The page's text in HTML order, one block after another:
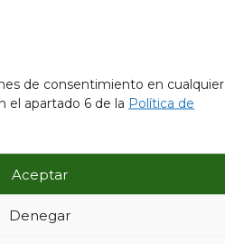
de consentimiento en cualquier
apartado 6 de la Política de
Aceptar
Denegar